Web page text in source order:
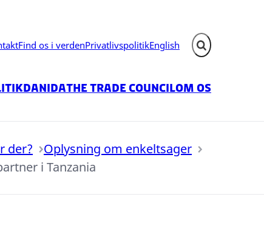
Find os i verdenPrivatlivspolitikEnglish Fold søgefelt ud
DanidaThe Trade CouncilOm os
der?
Oplysning om enkeltsager
i Tanzania